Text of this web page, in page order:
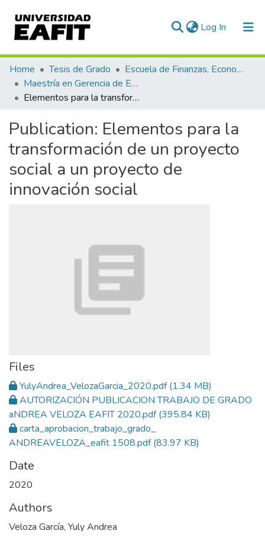
Log In (current)
Communities & Collections
All of DSpace
Home Tesis de Grado
Escuela de Finanzas, Economía y Gobierno
Maestría en Gerencia de Empresas Sociales para la Innovación Social y el Desarrollo Local (tesis)
Elementos para la transformación de un proyecto social a un proyecto de innovación social
Publication: Elementos para la
transformación de un proyecto
social a un proyecto de
innovación social
Files
YulyAndrea_VelozaGarcia_2020.pdf(1.34 MB)
AUTORIZACIÓN PUBLICACION TRABAJO DE GRADO
aNDREA VELOZA EAFIT 2020.pdf(395.84 KB)
carta_aprobacion_trabajo_grado_
ANDREAVELOZA_eafit 1508.pdf(83.97 KB)
Date
2020
Authors
Veloza García, Yuly Andrea